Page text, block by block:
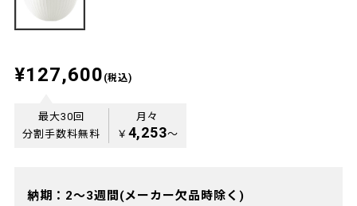
¥127,600 (税込)
最大30回
分割手数料無料
月々
￥ 4,253〜
納期：2～3週間(メーカー欠品時除く)